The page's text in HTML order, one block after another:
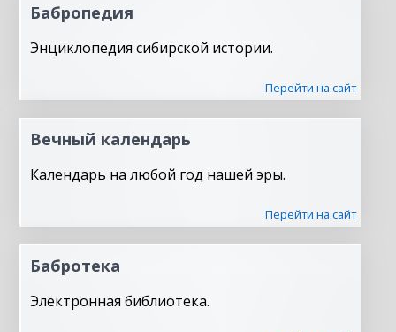
Бабропедия
Энциклопедия сибирской истории.
Перейти на сайт
Вечный календарь
Календарь на любой год нашей эры.
Перейти на сайт
Бабротека
Электронная библиотека.